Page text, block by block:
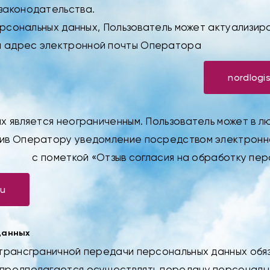
данных, Пользователь может
электронной почты Оператора
неограниченным. Пользователь может в
Оператору уведомление посредством
с пометкой «Отзыв согласия на обработку
передачи персональных данных